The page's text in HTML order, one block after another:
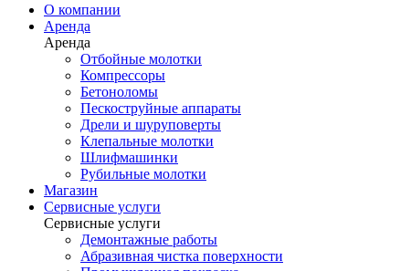
О компании
Аренда
Аренда
Отбойные молотки
Компрессоры
Бетоноломы
Пескоструйные аппараты
Дрели и шуруповерты
Клепальные молотки
Шлифмашинки
Рубильные молотки
Магазин
Сервисные услуги
Сервисные услуги
Демонтажные работы
Абразивная чистка поверхности